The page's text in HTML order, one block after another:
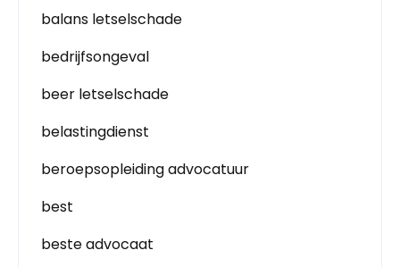
balans letselschade
bedrijfsongeval
beer letselschade
belastingdienst
beroepsopleiding advocatuur
best
beste advocaat